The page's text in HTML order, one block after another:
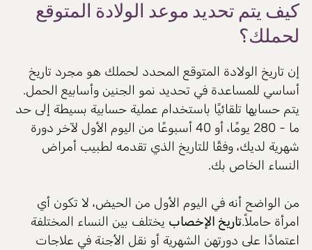
كيف يتم تحديد موعد الولادة المتوقع
لحملك؟
إن تاريخ الولادة المتوقع المحدد لحملك هو مجرد تاريخ
أساسي للمساعدة في تحديد نمو الجنين وأسابيع الحمل.
يتم حسابها تلقائيًا باستخدام عملية حسابية بسيطة إلى حد
ما - 280 يومًا، أو 40 أسبوعًا من اليوم الأول لآخر دورة
شهرية لديك، وفقًا للتاريخ الذي تقدمه لطبيب أمراض
النساء الخاص بك.
من الواضح أنه في اليوم الأول من الحيض، لا تكون أي
امرأة حاملاً.تاريخ الإخصاب يختلف بين النساء المختلفة
اعتمادًا على دورتهن الشهرية أو نقل الأجنة في علاجات